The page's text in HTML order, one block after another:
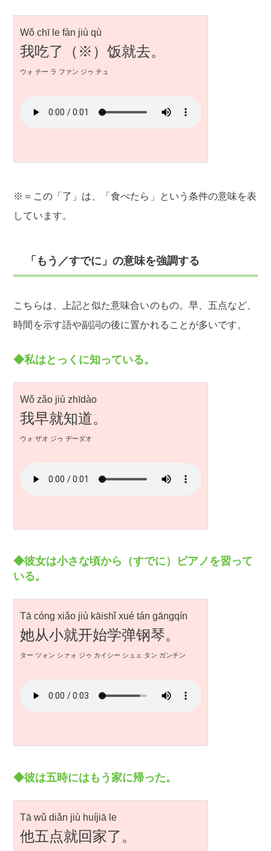
Wǒ chī le fàn jiù qù
我吃了（※）饭就去。
ウォ チー ラ ファン ジゥ チュ
※＝この「了」は、「食べたら」という条件の意味を表
しています。
「もう／すでに」の意味を強調する
こちらは、上記と似た意味合いのもの。早、五点など、
時間を示す語や副詞の後に置かれることが多いです。
◆私はとっくに知っている。
Wǒ zǎo jiù zhīdào
我早就知道。
ウォ ザオ ジゥ ヂーダオ
◆彼女は小さな頃から（すでに）ピアノを習って
いる。
Tā cóng xiǎo jiù kāishǐ xué tán gāngqín
她从小就开始学弹钢琴。
ター ツォン シァォ ジゥ カイシー シュェ タン ガンチン
◆彼は五時にはもう家に帰った。
Tā wǔ diǎn jiù huíjiā le
他五点就回家了。